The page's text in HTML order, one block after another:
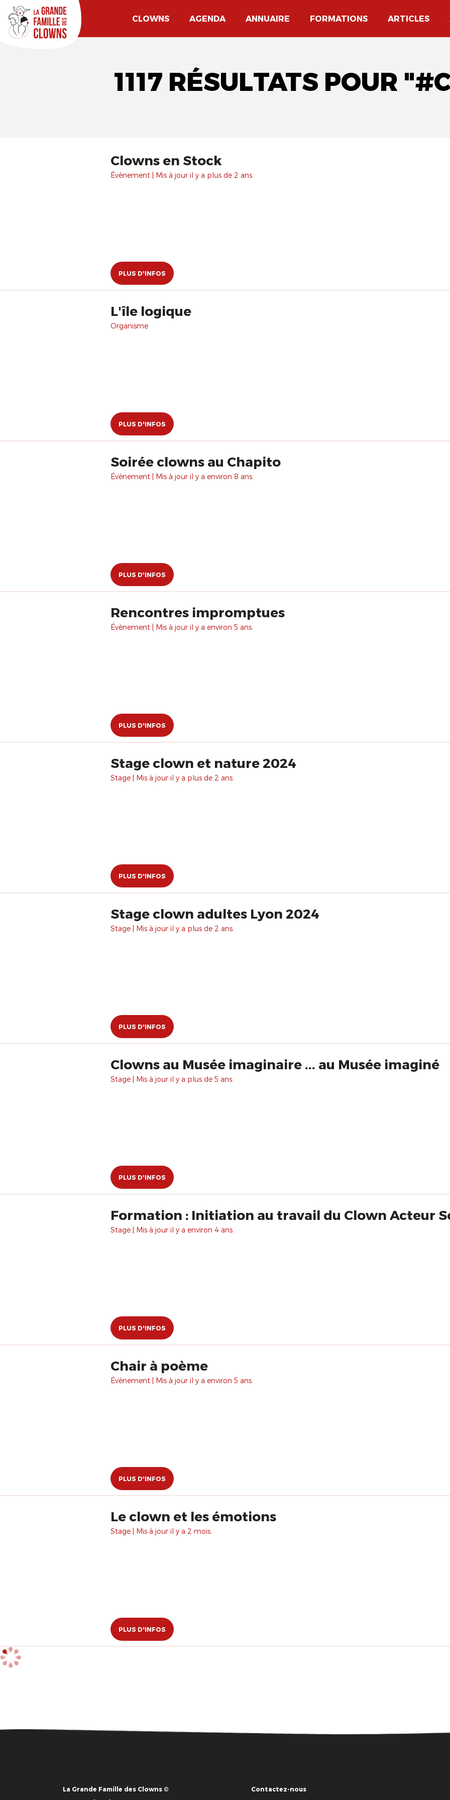
CLOWNS AGENDA ANNUAIRE FORMATIONS ARTICLES
1117 RÉSULTATS POUR
Clowns en Stock
Évènement | Mis à jour il y a plus de 2 ans.
PLUS D'INFOS
L'île logique
Organisme
PLUS D'INFOS
Soirée clowns au Chapito
Évènement | Mis à jour il y a environ 8 ans.
PLUS D'INFOS
Rencontres impromptues
Évènement | Mis à jour il y a environ 5 ans.
PLUS D'INFOS
Stage clown et nature 2024
Stage | Mis à jour il y a plus de 2 ans.
PLUS D'INFOS
Stage clown adultes Lyon 2024
Stage | Mis à jour il y a plus de 2 ans.
PLUS D'INFOS
Clowns au Musée imaginaire ... au Musée imaginé
Stage | Mis à jour il y a plus de 5 ans.
PLUS D'INFOS
Formation : Initiation au travail du Clown Acteur
Stage | Mis à jour il y a environ 4 ans.
PLUS D'INFOS
Chair à poème
Évènement | Mis à jour il y a environ 5 ans.
PLUS D'INFOS
Le clown et les émotions
Stage | Mis à jour il y a 2 mois.
PLUS D'INFOS
La Grande Famille des Clowns ©
Contactez-nous